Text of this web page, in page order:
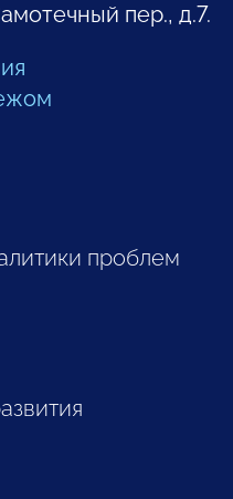
пер., д.7.
проблем